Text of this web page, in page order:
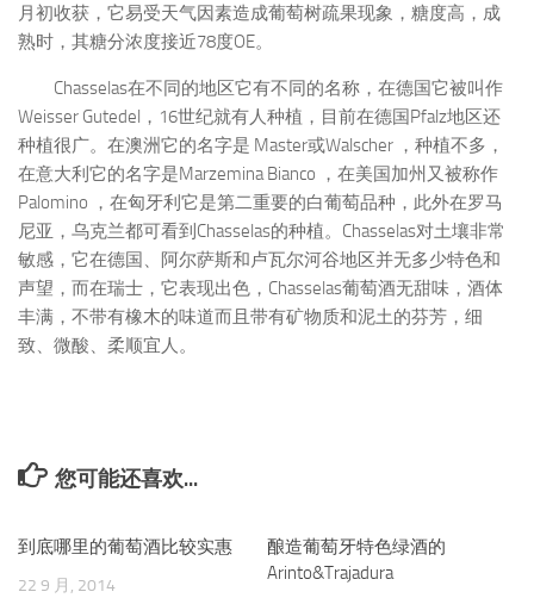
月初收获，它易受天气因素造成葡萄树疏果现象，糖度高，成
熟时，其糖分浓度接近78度OE。
Chasselas在不同的地区它有不同的名称，在德国它被叫作
Weisser Gutedel，16世纪就有人种植，目前在德国Pfalz地区还
种植很广。在澳洲它的名字是 Master或Walscher ，种植不多，
在意大利它的名字是Marzemina Bianco ，在美国加州又被称作
Palomino ，在匈牙利它是第二重要的白葡萄品种，此外在罗马
尼亚，乌克兰都可看到Chasselas的种植。Chasselas对土壤非常
敏感，它在德国、阿尔萨斯和卢瓦尔河谷地区并无多少特色和
声望，而在瑞士，它表现出色，Chasselas葡萄酒无甜味，酒体
丰满，不带有橡木的味道而且带有矿物质和泥土的芬芳，细
致、微酸、柔顺宜人。
您可能还喜欢...
到底哪里的葡萄酒比较实惠
22 9 月, 2014
酿造葡萄牙特色绿酒的
Arinto&Trajadura